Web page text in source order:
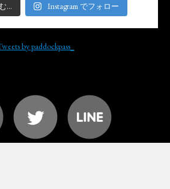
... Instagram でフォロー
by paddockpass_